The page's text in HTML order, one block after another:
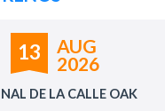
13
AUG
2026
DE LA CALLE OAK